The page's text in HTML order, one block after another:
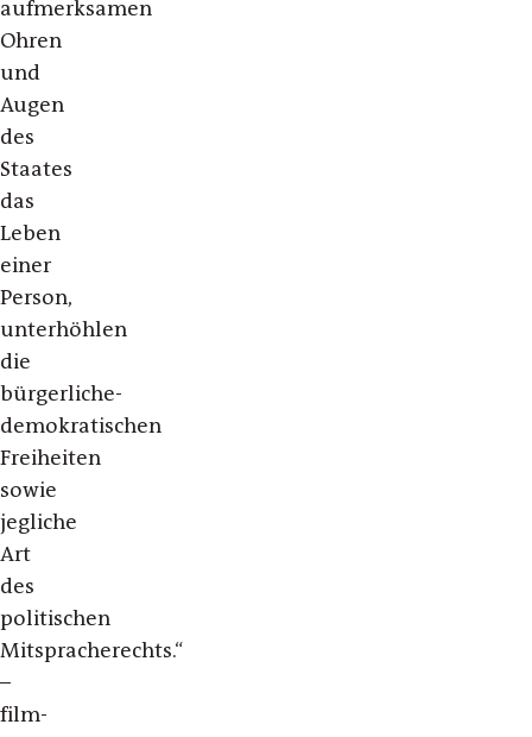
aufmerksamen
Ohren
und
Augen
des
Staates
das
Leben
einer
Person,
unterhöhlen
die
bürgerliche-
demokratischen
Freiheiten
sowie
jegliche
Art
des
politischen
Mitspracherechts.“
–
film-